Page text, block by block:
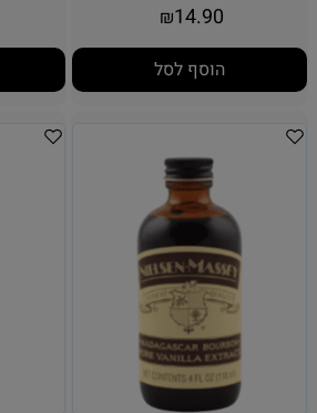
₪14.90
הוסף לסל